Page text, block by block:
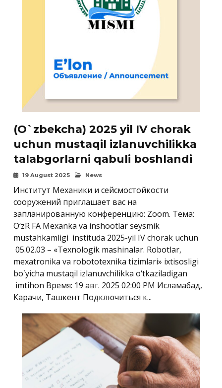
(O`zbekcha) 2025 yil IV chorak
uchun mustaqil izlanuvchilikka
talabgorlarni qabuli boshlandi
19 August 2025 News
Институт Механики и сейсмостойкости
сооружений приглашает вас на
запланированную конференцию: Zoom. Тема:
O‘zR FA Mexanka va inshootlar seysmik
mustahkamligi instituda 2025-yil IV chorak uchun
05.02.03 – «Texnologik mashinalar. Robotlar,
mexatronika va robototexnika tizimlari» ixtisosligi
bo`yicha mustaqil izlanuvchilikka o‘tkaziladigan
imtihon Время: 19 авг. 2025 02:00 PM Исламабад,
Карачи, Ташкент Подключиться к...